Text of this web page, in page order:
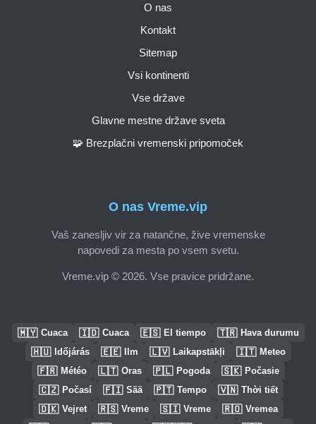
O nas Vreme.vip
Vaš zanesljiv vir za natančne, žive vremenske
napovedi za mesta po vsem svetu.
Vreme.vip © 2026. Vse pravice pridržane.
O nas
Kontakt
Sitemap
Vsi kontinenti
Vse države
Glavne mestne države sveta
🧩 Brezplačni vremenski pripomoček
🇲🇾 Cuaca 🇮🇩 Cuaca 🇪🇸 El tiempo 🇹🇷 Hava durumu
🇭🇺 Időjárás 🇪🇪 Ilm 🇱🇻 Laikapstākļi 🇮🇹 Meteo
🇫🇷 Météo 🇱🇹 Oras 🇵🇱 Pogoda 🇸🇰 Počasie
🇨🇿 Počasí 🇫🇮 Sää 🇵🇹 Tempo 🇻🇳 Thời tiết
🇩🇰 Vejret 🇷🇸 Vreme 🇸🇮 Vreme 🇷🇴 Vremea